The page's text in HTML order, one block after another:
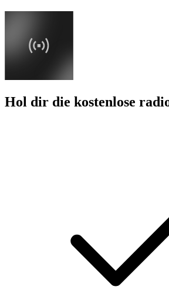
Hol dir die kostenlose